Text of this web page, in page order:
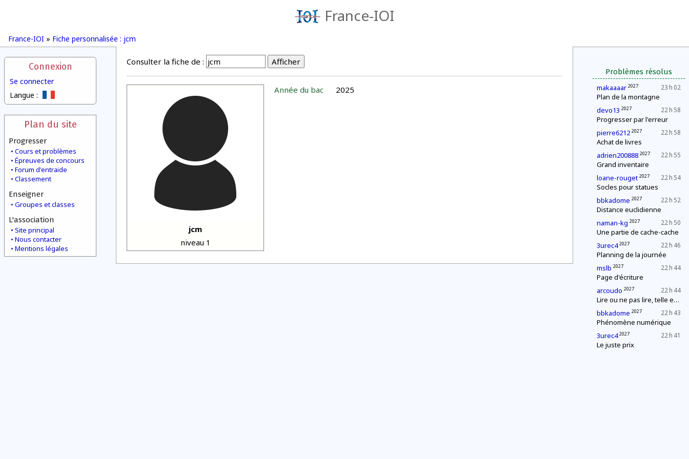
France-IOI
France-IOI » Fiche personnalisée : jcm
Connexion
Se connecter
Langue :
Plan du site
Progresser
Cours et problèmes
Épreuves de concours
Forum d'entraide
Classement
Enseigner
Groupes et classes
L'association
Site principal
Nous contacter
Mentions légales
Problèmes résolus
23 h 02
makaaaar 2027
Plan de la montagne
22 h 58
devo13 2027
Progresser par l'erreur
22 h 58
pierre6212 2027
Achat de livres
22 h 55
adrien200888 2027
Grand inventaire
22 h 54
loane-rouget 2027
Socles pour statues
22 h 52
bbkadome 2027
Distance euclidienne
22 h 50
naman-kg 2027
Une partie de cache-cache
22 h 46
3urec4 2027
Planning de la journée
22 h 44
mslb 2027
Page d'écriture
22 h 44
arcoudo 2027
Lire ou ne pas lire, telle est la question
22 h 43
bbkadome 2027
Phénomène numérique
22 h 41
3urec4 2027
Le juste prix
Consulter la fiche de :
jcm
niveau 1
Année du bac 2025